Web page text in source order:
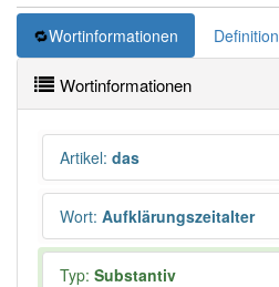
Wortinformationen Definition
Wortinformationen
Artikel: das
Wort: Aufklärungszeitalter
Typ: Substantiv